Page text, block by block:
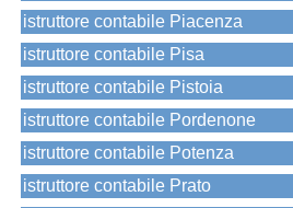
istruttore contabile Piacenza
istruttore contabile Pisa
istruttore contabile Pistoia
istruttore contabile Pordenone
istruttore contabile Potenza
istruttore contabile Prato